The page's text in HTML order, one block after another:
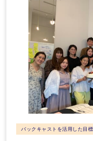
バックキャストを活用した目